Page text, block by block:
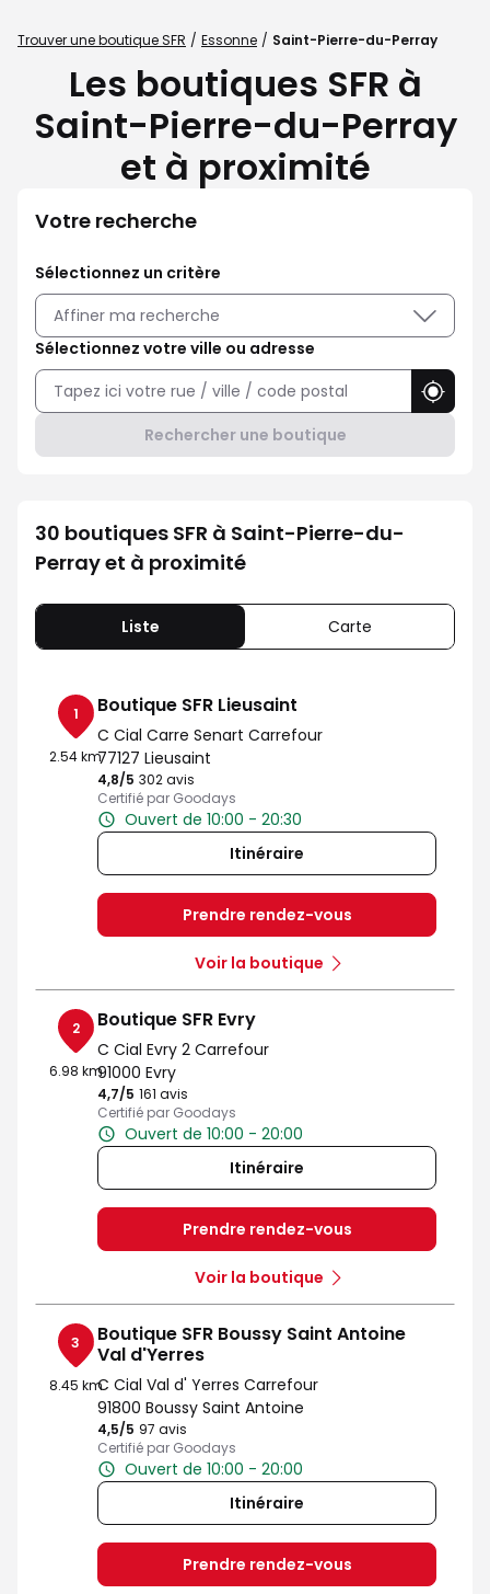
Trouver une boutique SFR Essonne Saint-Pierre-du-Perray
Les boutiques SFR à
Saint-Pierre-du-Perray
et à proximité
Votre recherche
Sélectionnez un critère
Affiner ma recherche
Sélectionnez votre ville ou adresse
Rechercher une boutique
30 boutiques SFR à Saint-Pierre-du-
Perray et à proximité
Liste Carte
1
2.54 km
Boutique SFR Lieusaint
C Cial Carre Senart Carrefour
77127 Lieusaint
4,8/5 Note de 4.8 sur 5
302 avis
Certifié par Goodays
Ouvert de 10:00 - 20:30
Itinéraire
Prendre rendez-vous
Voir la boutique
2
6.98 km
Boutique SFR Evry
C Cial Evry 2 Carrefour
91000 Evry
4,7/5 Note de 4.7 sur 5
161 avis
Certifié par Goodays
Ouvert de 10:00 - 20:00
Itinéraire
Prendre rendez-vous
Voir la boutique
3
8.45 km
Boutique SFR Boussy Saint Antoine
Val d'Yerres
C Cial Val d' Yerres Carrefour
91800 Boussy Saint Antoine
4,5/5 Note de 4.5 sur 5
97 avis
Certifié par Goodays
Ouvert de 10:00 - 20:00
Itinéraire
Prendre rendez-vous